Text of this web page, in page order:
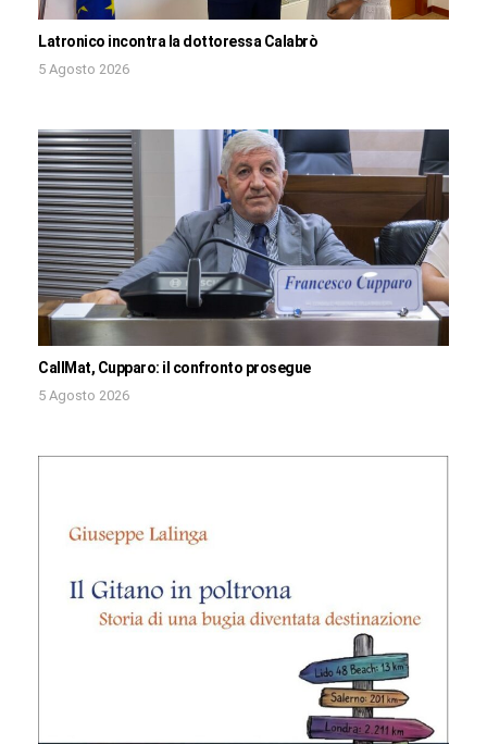
Latronico incontra la dottoressa Calabrò
5 Agosto 2026
CallMat, Cupparo: il confronto prosegue
5 Agosto 2026